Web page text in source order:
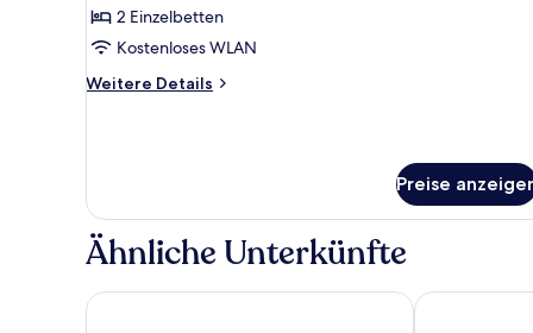
2 Einzelbetten
Kostenloses WLAN
Weitere Details
Weitere
Preise
Ähnliche Unterkünfte
Backby Manor Hotelli